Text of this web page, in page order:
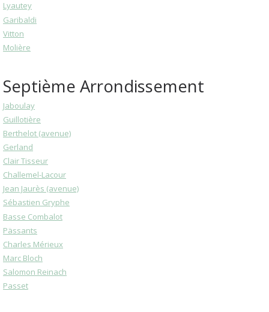
Lyautey
Garibaldi
Vitton
Molière
Septième Arrondissement
Jaboulay
Guillotière
Berthelot (avenue)
Gerland
Clair Tisseur
Challemel-Lacour
Jean Jaurès (avenue)
Sébastien Gryphe
Basse Combalot
Pässants
Charles Mérieux
Marc Bloch
Salomon Reinach
Passet